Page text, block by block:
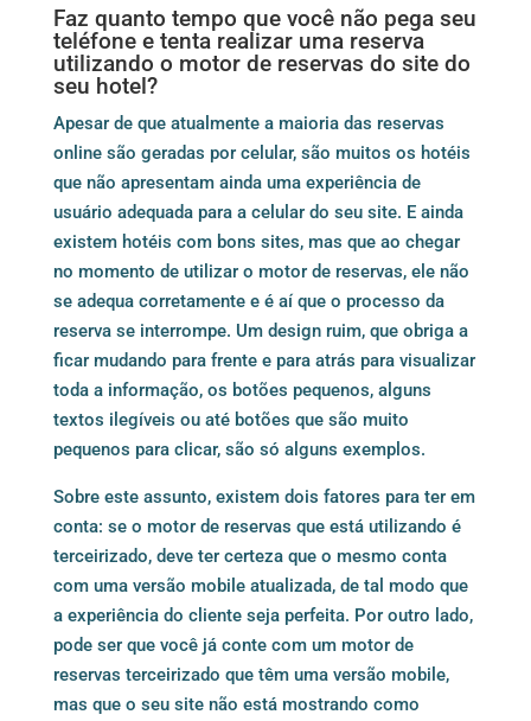
Faz quanto tempo que você não pega seu
teléfone e tenta realizar uma reserva
utilizando o motor de reservas do site do
seu hotel?
Apesar de que atualmente a maioria das reservas
online são geradas por celular, são muitos os hotéis
que não apresentam ainda uma experiência de
usuário adequada para a celular do seu site. E ainda
existem hotéis com bons sites, mas que ao chegar
no momento de utilizar o motor de reservas, ele não
se adequa corretamente e é aí que o processo da
reserva se interrompe. Um design ruim, que obriga a
ficar mudando para frente e para atrás para visualizar
toda a informação, os botões pequenos, alguns
textos ilegíveis ou até botões que são muito
pequenos para clicar, são só alguns exemplos.
Sobre este assunto, existem dois fatores para ter em
conta: se o motor de reservas que está utilizando é
terceirizado, deve ter certeza que o mesmo conta
com uma versão mobile atualizada, de tal modo que
a experiência do cliente seja perfeita. Por outro lado,
pode ser que você já conte com um motor de
reservas terceirizado que têm uma versão mobile,
mas que o seu site não está mostrando como